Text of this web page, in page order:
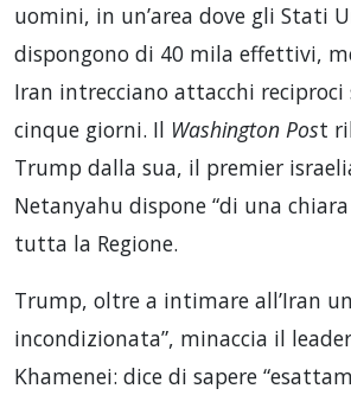
uomini, in un’area dove gli Stati
dispongono di 40 mila effettivi,
Iran intrecciano attacchi reciproci
cinque giorni. Il Washington Post
Trump dalla sua, il premier
Netanyahu dispone “di una
tutta la Regione.
Trump, oltre a intimare all’Iran
incondizionata”, minaccia il
Khamenei: dice di sapere